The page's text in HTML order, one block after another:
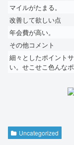
マイルがたまる。
改善して欲しい点
年会費が高い。
その他コメント
細々としたポイント
い。せこせこ色んな
Uncategorized